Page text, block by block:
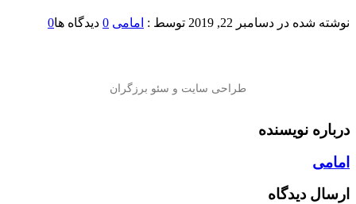
نوشته شده در دسامبر 22, 2019 توسط : امامی 0 دیدگاه ها0
درباره نویسنده
امامی
ارسال دیدگاه